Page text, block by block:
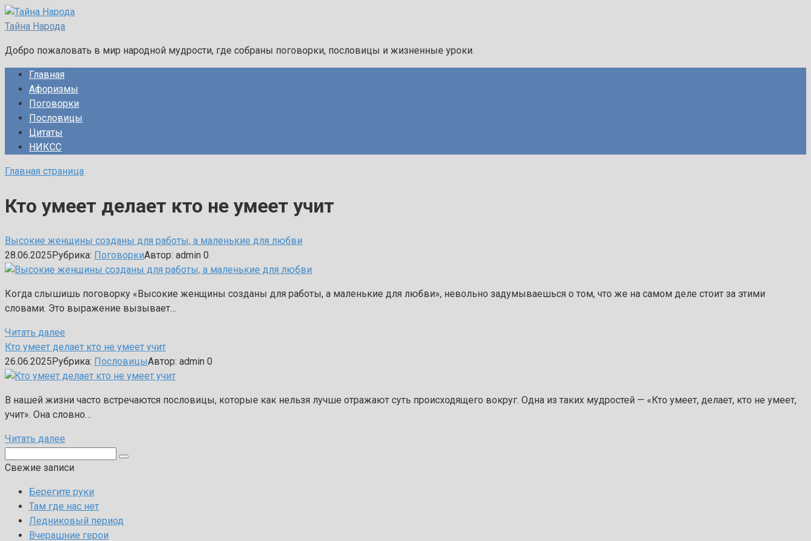
Перейти
к
Тайна Народа
Добро пожаловать в мир народной мудрости, где собраны поговорки, пословицы и жизненные уроки.
Главная
Афоризмы
Поговорки
Пословицы
Цитаты
НИКСС
Главная страница
Кто умеет делает кто не умеет учит
Высокие женщины созданы для работы, а маленькие для любви
28.06.2025Рубрика: ПоговоркиАвтор: admin 0
Когда слышишь поговорку «Высокие женщины созданы для работы, а маленькие для любви», невольно задумываешься о том, что же на самом деле стоит за этими
словами. Это выражение вызывает…
Читать далее
Кто умеет делает кто не умеет учит
26.06.2025Рубрика: ПословицыАвтор: admin 0
В нашей жизни часто встречаются пословицы, которые как нельзя лучше отражают суть происходящего вокруг. Одна из таких мудростей — «Кто умеет, делает, кто не умеет,
учит». Она словно…
Читать далее
Свежие записи
Берегите руки
Там где нас нет
Ледниковый период
Вчерашние герои